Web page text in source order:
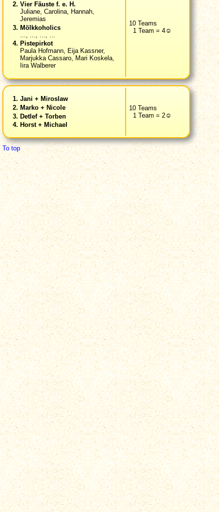
Vier Fäuste f. e. H.
Juliane, Carolina, Hannah,
Jeremias
Mölkkoholics
Pistepirkot
Paula Hofmann, Eija Kassner,
Marjukka Cassaro, Mari Koskela,
Iira Walberer
10 Teams
1 Team = 4☺
Jani + Miroslaw
Marko + Nicole
Detlef + Torben
Horst + Michael
10 Teams
1 Team = 2☺
To top